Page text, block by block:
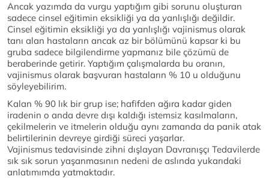
Ancak yazımda da vurgu yaptığım gibi sorunu oluşturan
sadece cinsel eğitimin eksikliği ya da yanlışlığı değildir.
Cinsel eğitimin eksikliği ya da yanlışlığı vajinismus olarak
tanı alan hastaların ancak az bir bölümünü kapsar ki bu
gruba sadece bilgilendirme yapmanız bile çözümü de
beraberinde getirir. Yaptığım çalışmalarda bu oranın,
vajinismus olarak başvuran hastaların % 10 u olduğunu
söyleyebilirim.
Kalan % 90 lık bir grup ise; hafifden ağıra kadar giden
iradenin o anda devre dışı kaldığı istemsiz kasılmaların,
çekilmelerin ve itmelerin olduğu aynı zamanda da panik atak
belirtilerinin devreye girdiği süreci yaşarlar.
Vajinismus tedavisinde zihni dışlayan Davranışçı Tedavilerde
sık sık sorun yaşanmasının nedeni de aslında yukarıdaki
anlatımımda yatmaktadır.